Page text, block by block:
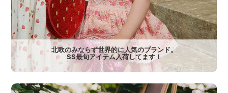
北欧のみならず世界的に人気のブランド。
SS最旬アイテム入荷してます！